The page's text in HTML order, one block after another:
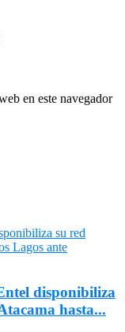
en este navegador
disponibiliza
hasta...